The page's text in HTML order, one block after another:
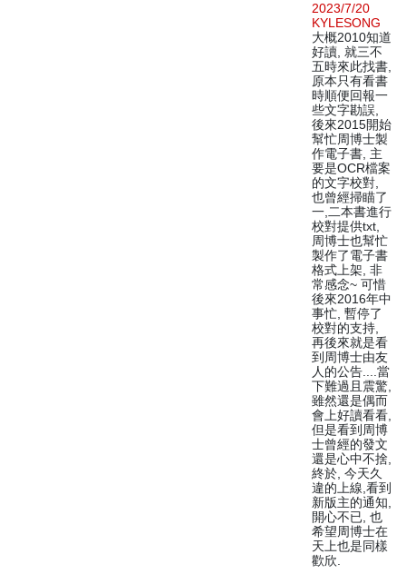
2023/7/20
KYLESONG
大概2010知道
好讀, 就三不
五時來此找書,
原本只有看書
時順便回報一
些文字勘誤,
後來2015開始
幫忙周博士製
作電子書, 主
要是OCR檔案
的文字校對,
也曾經掃瞄了
一,二本書進行
校對提供txt,
周博士也幫忙
製作了電子書
格式上架, 非
常感念~ 可惜
後來2016年中
事忙, 暫停了
校對的支持,
再後來就是看
到周博士由友
人的公告....當
下難過且震驚,
雖然還是偶而
會上好讀看看,
但是看到周博
士曾經的發文
還是心中不捨,
終於, 今天久
違的上線,看到
新版主的通知,
開心不已, 也
希望周博士在
天上也是同樣
歡欣.